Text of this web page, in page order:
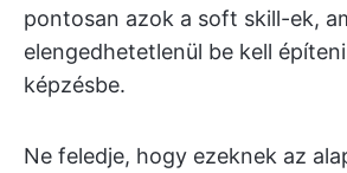
pontosan azok a soft skill-ek,
elengedhetetlenül be kell
képzésbe.
Ne feledje, hogy ezeknek az